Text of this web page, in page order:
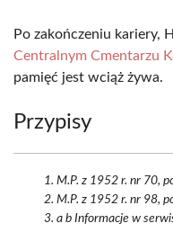
Po zakończeniu kariery,
Centralnym Cmentarzu
pamięć jest wciąż żywa.
Przypisy
M.P. z 1952 r. nr 70,
M.P. z 1952 r. nr 98,
a b Informacje w